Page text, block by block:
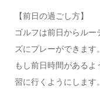
【前日の過ごし方】
ゴルフは前日からル
ズにプレーができます。
もし前日時間がある
習に行くようにします。